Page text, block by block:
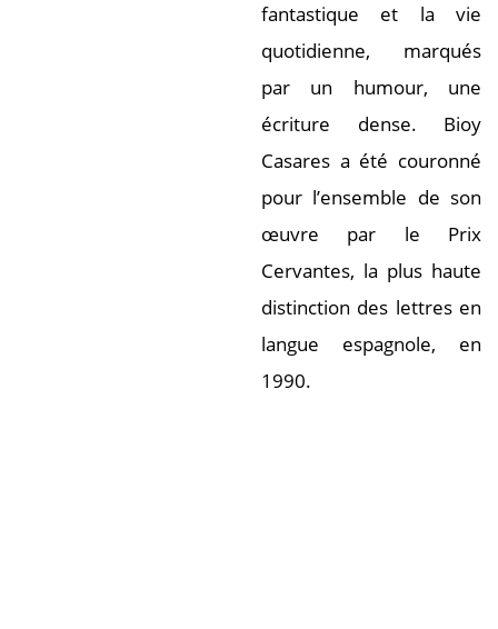
fantastique et la vie
quotidienne, marqués
par un humour, une
écriture dense. Bioy
Casares a été couronné
pour l’ensemble de son
œuvre par le Prix
Cervantes, la plus haute
distinction des lettres en
langue espagnole, en
1990.